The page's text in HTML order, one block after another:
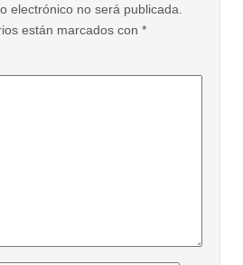
electrónico no será publicada.
están marcados con *